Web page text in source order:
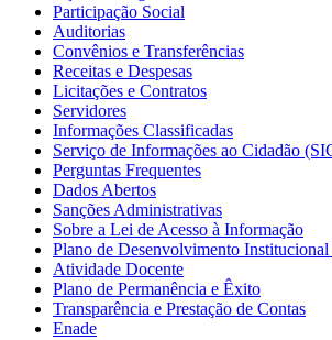
Participação Social
Auditorias
Convênios e Transferências
Receitas e Despesas
Licitações e Contratos
Servidores
Informações Classificadas
Serviço de Informações ao Cidadão
Perguntas Frequentes
Dados Abertos
Sanções Administrativas
Sobre a Lei de Acesso à Informação
Plano de Desenvolvimento
Atividade Docente
Plano de Permanência e Êxito
Transparência e Prestação de Contas
Enade